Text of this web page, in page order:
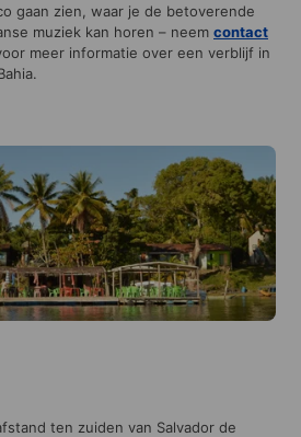
gaan zien, waar je de betoverende
muziek kan horen – neem contact
meer informatie over een verblijf in
ten zuiden van Salvador de